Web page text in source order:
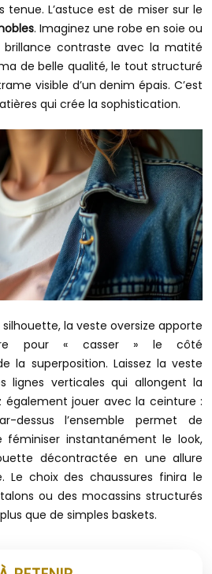
tenue. L’astuce est de miser sur le
. Imaginez une robe en soie ou
contraste avec la matité
de belle qualité, le tout structuré
visible d’un denim épais. C’est
qui crée la sophistication.
la veste oversize apporte
pour « casser » le côté
la superposition. Laissez la veste
lignes verticales qui allongent la
également jouer avec la ceinture :
dessus l’ensemble permet de
instantanément le look,
décontractée en une allure
Le choix des chaussures finira le
ou des mocassins structurés
que de simples baskets.